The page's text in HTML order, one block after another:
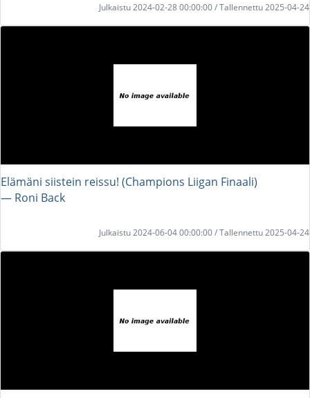
Julkaistu 2024-02-28 00:00:00 / Tallennettu 2025-04-24
Elämäni siistein reissu! (Champions Liigan Finaali)
― Roni Back
Julkaistu 2024-06-04 00:00:00 / Tallennettu 2025-04-24